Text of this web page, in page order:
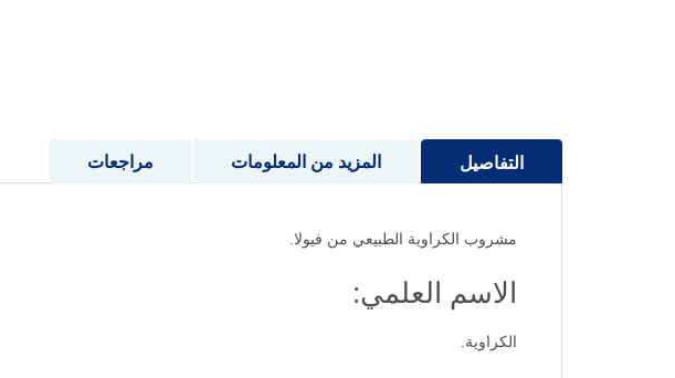
التفاصيل
مشروب الكراوية الطبيعي من فيولا.
الاسم العلمي:
الكراوية.
المزيد من المعلومات مراجعات